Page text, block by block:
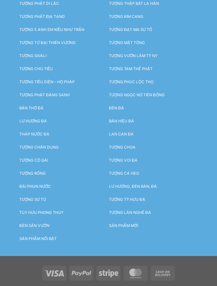
TƯỢNG PHẬT DI LẶC TƯỢNG THẬP BÁT LA HÁN
TƯỢNG PHẬT ĐỊA TẠNG TƯỢNG KIM CANG
TƯỢNG 5 ANH EM KIỀU NHƯ TRẦN TƯỢNG ĐẠT MA SƯ TỔ
TƯỢNG TỨ ĐẠI THIÊN VƯƠNG TƯỢNG MẬT TÔNG
TƯỢNG SIVALI TƯỢNG VƯỜN LÂM TỲ NY
TƯỢNG CHÚ TIỂU TƯỢNG TAM THẾ PHẬT
TƯỢNG TIÊU DIỆN – HỘ PHÁP TƯỢNG PHÚC LỘC THỌ
TƯỢNG PHẬT ĐẢNG SANH TƯỢNG NGỌC NỮ TIÊN ĐỒNG
BÀN THỜ ĐÁ ĐÈN ĐÁ
LƯ HƯƠNG ĐÁ BẢN HIỆU ĐÁ
THÁP NƯỚC ĐÁ LAN CAN ĐÁ
TƯỢNG CHÂN DUNG TƯỢNG CHÚA
TƯỢNG CÔ GÁI TƯỢNG VOI ĐÁ
TƯỢNG RỒNG TƯỢNG CÁ HEO
ĐÀI PHUN NƯỚC LƯ HƯƠNG, ĐÈN BÀN, ĐÁ
TƯỢNG SƯ TỬ TƯỢNG TỲ HƯU ĐÁ
TÙY HƯU PHONG THỦY TƯỢNG LÂN NGHÊ ĐÁ
ĐÈN SÂN VƯỜN SẢN PHẨM MỚI
SẢN PHẨM NỔI BẬT